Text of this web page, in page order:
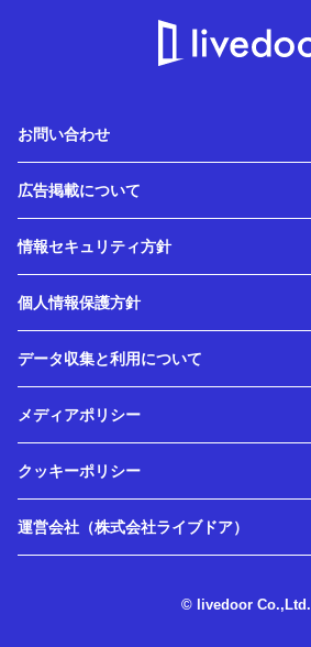
お問い合わせ
広告掲載について
情報セキュリティ方針
個人情報保護方針
データ収集と利用について
メディアポリシー
クッキーポリシー
運営会社（株式会社ライブドア）
© livedoor Co.,Ltd.